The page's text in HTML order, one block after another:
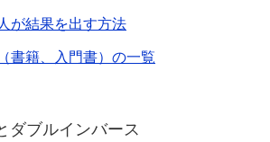
が結果を出す方法
書籍、入門書）の一覧
ダブルインバース